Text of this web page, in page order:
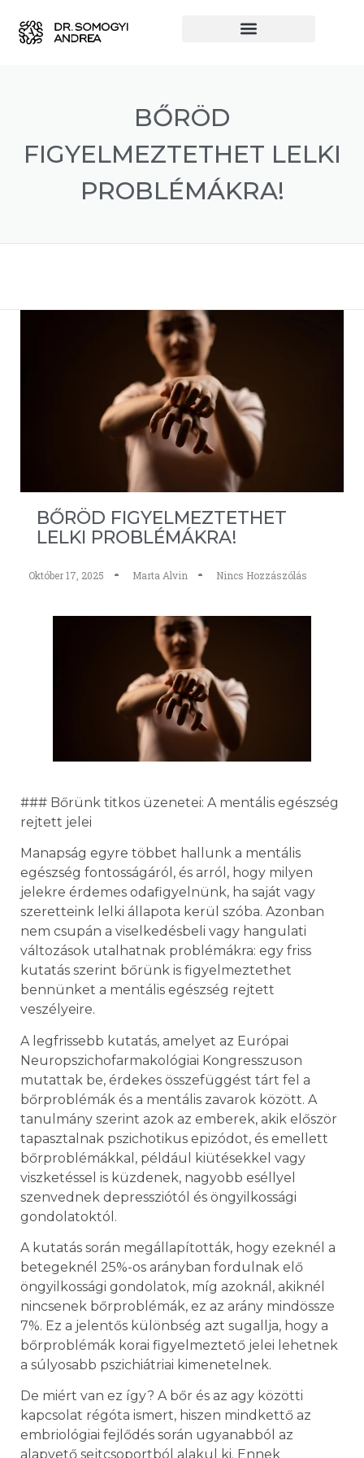
BŐRÖD
FIGYELMEZTETHET LELKI
PROBLÉMÁKRA!
BŐRÖD FIGYELMEZTETHET
LELKI PROBLÉMÁKRA!
Október 17, 2025 Marta Alvin Nincs Hozzászólás
### Bőrünk titkos üzenetei: A mentális egészség
rejtett jelei
Manapság egyre többet hallunk a mentális
egészség fontosságáról, és arról, hogy milyen
jelekre érdemes odafigyelnünk, ha saját vagy
szeretteink lelki állapota kerül szóba. Azonban
nem csupán a viselkedésbeli vagy hangulati
változások utalhatnak problémákra: egy friss
kutatás szerint bőrünk is figyelmeztethet
bennünket a mentális egészség rejtett
veszélyeire.
A legfrissebb kutatás, amelyet az Európai
Neuropszichofarmakológiai Kongresszuson
mutattak be, érdekes összefüggést tárt fel a
bőrproblémák és a mentális zavarok között. A
tanulmány szerint azok az emberek, akik először
tapasztalnak pszichotikus epizódot, és emellett
bőrproblémákkal, például kiütésekkel vagy
viszketéssel is küzdenek, nagyobb eséllyel
szenvednek depressziótól és öngyilkossági
gondolatoktól.
A kutatás során megállapították, hogy ezeknél a
betegeknél 25%-os arányban fordulnak elő
öngyilkossági gondolatok, míg azoknál, akiknél
nincsenek bőrproblémák, ez az arány mindössze
7%. Ez a jelentős különbség azt sugallja, hogy a
bőrproblémák korai figyelmeztető jelei lehetnek
a súlyosabb pszichiátriai kimenetelnek.
De miért van ez így? A bőr és az agy közötti
kapcsolat régóta ismert, hiszen mindkettő az
embriológiai fejlődés során ugyanabból az
alapvető sejtcsoportból alakul ki. Ennek